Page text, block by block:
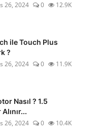
26, 2024 0 12.9K
ile Touch Plus
?
26, 2024 0 11.9K
Nasıl ? 1.5
26, 2024 0 10.4K